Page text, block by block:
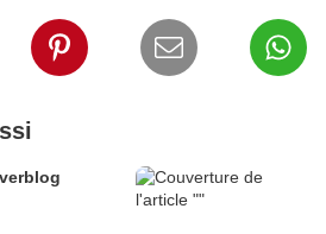
depuis Overblog